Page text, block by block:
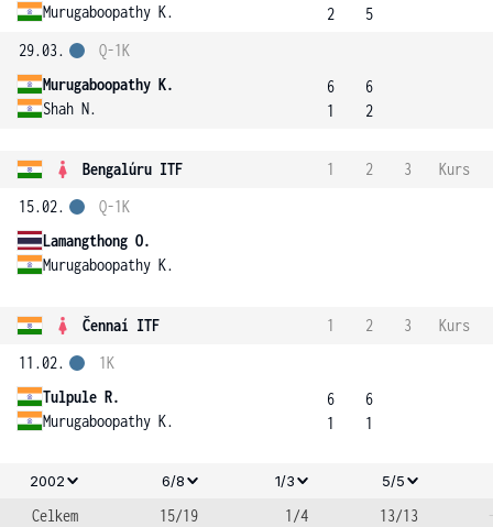
Murugaboopathy K.
2
5
29.03.
Murugaboopathy K.
Shah N.
Q-1K
6
1
6
2
Bengalúru ITF 1 2 3
Kurs
15.02.
Lamangthong O.
Murugaboopathy K.
Q-1K
Čennaí ITF 1 2 3
Kurs
11.02.
Tulpule R.
Murugaboopathy K.
1K
6
1
6
1
2002 6/8 1/3 5/5
Celkem 15/19 1/4 13/13